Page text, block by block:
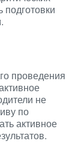
проведения
не
по
активное